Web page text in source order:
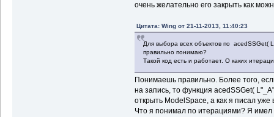
очень желательно его закрыть как
Цитата: Wing от 21-11-2013, 11:40:23
Для выбора всех объектов по acedSSGet(
правильно понимаю?
Такой код есть и работает. О каких
Понимаешь правильно. Более того,
на запись, то функция acedSSGet(
открыть ModelSpace, а как я писал
Что я понимал по итерациями? Я имел